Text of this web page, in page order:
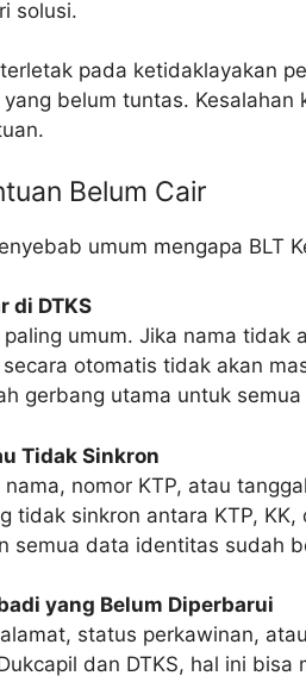
solusi.
pada ketidaklayakan
belum tuntas.
Belum Cair
umum mengapa BLT
di DTKS
umum. Jika nama tidak
secara otomatis tidak akan
gerbang utama untuk
Tidak Sinkron
nama, nomor KTP, atau
tidak sinkron antara KTP,
semua data identitas sudah
yang Belum Diperbarui
status perkawinan,
dan DTKS, hal ini bisa